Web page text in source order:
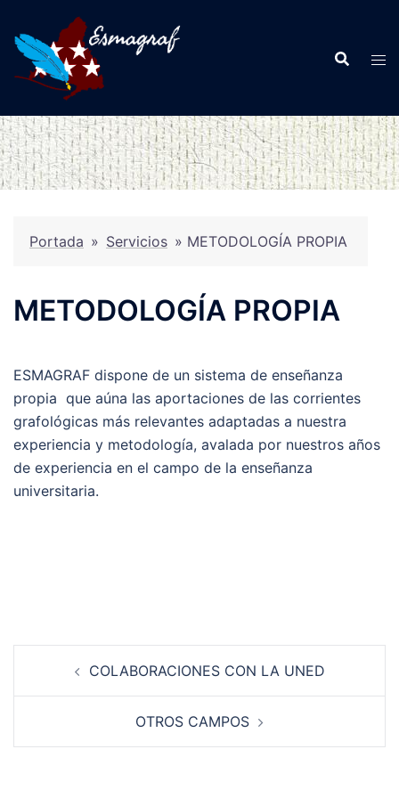
contenido
Portada » Servicios » METODOLOGÍA PROPIA
METODOLOGÍA PROPIA
ESMAGRAF dispone de un sistema de enseñanza
propia que aúna las aportaciones de las corrientes
grafológicas más relevantes adaptadas a nuestra
experiencia y metodología, avalada por nuestros años
de experiencia en el campo de la enseñanza
universitaria.
COLABORACIONES CON LA UNED
OTROS CAMPOS